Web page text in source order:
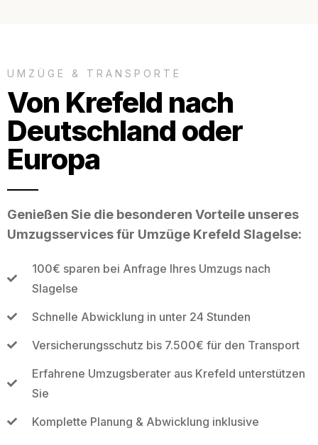
UMZÜGE & TRANSPORTE
Von Krefeld nach
Deutschland oder
Europa
Genießen Sie die besonderen Vorteile unseres
Umzugsservices für Umzüge Krefeld Slagelse:
100€ sparen bei Anfrage Ihres Umzugs nach
Slagelse
Schnelle Abwicklung in unter 24 Stunden
Versicherungsschutz bis 7.500€ für den Transport
Erfahrene Umzugsberater aus Krefeld unterstützen
Sie
Komplette Planung & Abwicklung inklusive